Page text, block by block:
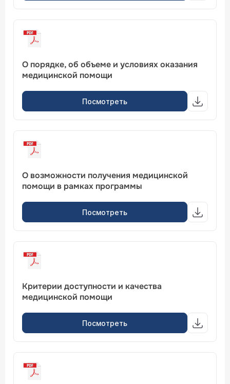
О порядке, об объеме и условиях оказания
медицинской помощи
Посмотреть
О возможности получения медицинской
помощи в рамках программы
Посмотреть
Критерии доступности и качества
медицинской помощи
Посмотреть